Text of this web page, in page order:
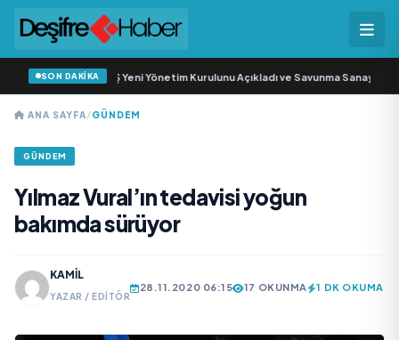
SON DAKİKA
Savunma Sanayi AŞ Yeni Yönetim Kurulunu Açıkladı ve Savunma Sanayinde
ANA SAYFA/GÜNDEM
GÜNDEM
Yılmaz Vural’ın tedavisi yoğun
bakımda sürüyor
KAMIL
YAZAR / EDITÖR
28.11.2020 06:15 17 OKUNMA 1 DK OKUMA